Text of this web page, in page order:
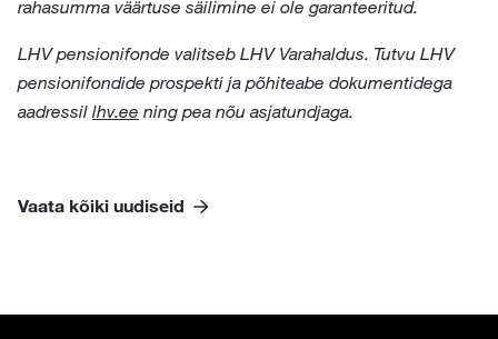
rahasumma väärtuse säilimine ei ole garanteeritud.
LHV pensionifonde valitseb LHV Varahaldus. Tutvu LHV
pensionifondide prospekti ja põhiteabe dokumentidega
aadressil lhv.ee ning pea nõu asjatundjaga.
Vaata kõiki uudiseid